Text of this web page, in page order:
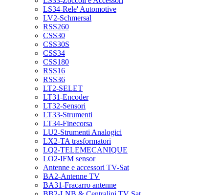
LS34-Rele' Automotive
LV2-Schmersal
RSS260
CSS30
CSS30S
CSS34
CSS180
RSS16
RSS36
LT2-SELET
LT31-Encoder
LT32-Sensori
LT33-Strumenti
LT34-Finecorsa
LU2-Strumenti Analogici
LX2-TA trasformatori
LQ2-TELEMECANIQUE
LO2-IFM sensor
Antenne e accessori TV-Sat
BA2-Antenne TV
BA31-Fracarro antenne